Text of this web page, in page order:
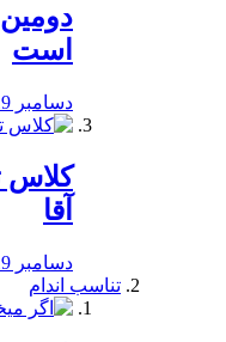
است
دسامبر 19, 2019
آقا
دسامبر 19, 2019
تناسب اندام